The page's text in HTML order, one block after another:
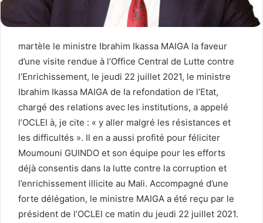
martèle le ministre Ibrahim Ikassa MAIGA la faveur
d’une visite rendue à l’Office Central de Lutte contre
l’Enrichissement, le jeudi 22 juillet 2021, le ministre
Ibrahim Ikassa MAIGA de la refondation de l’Etat,
chargé des relations avec les institutions, a appelé
l’OCLEI à, je cite : « y aller malgré les résistances et
les difficultés ». Il en a aussi profité pour féliciter
Moumouni GUINDO et son équipe pour les efforts
déjà consentis dans la lutte contre la corruption et
l’enrichissement illicite au Mali. Accompagné d’une
forte délégation, le ministre MAIGA a été reçu par le
président de l’OCLEI ce matin du jeudi 22 juillet 2021.